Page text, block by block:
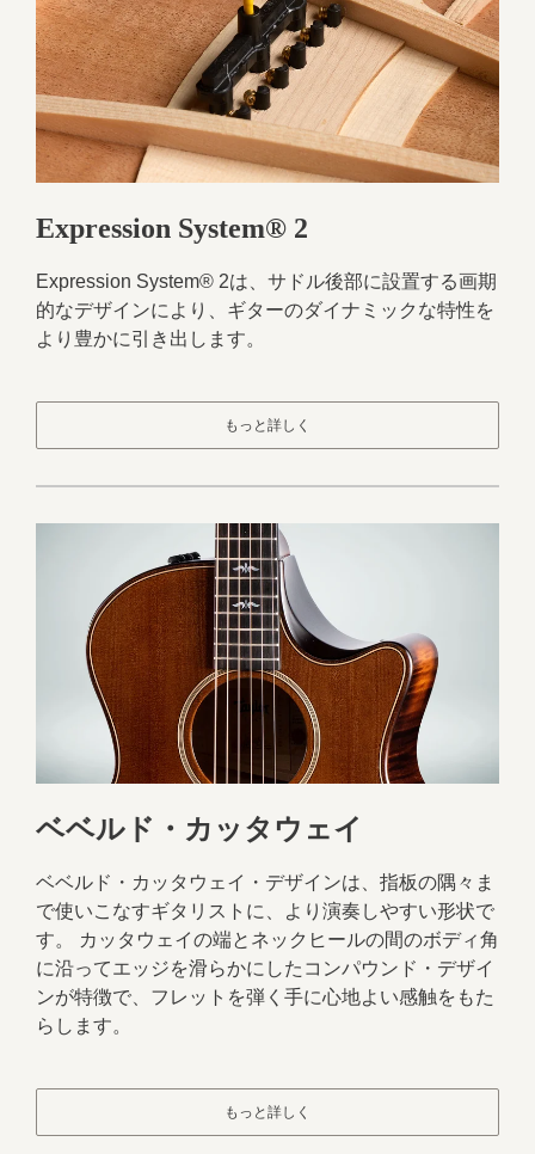
Expression System® 2
Expression System® 2は、サドル後部に設置する画期
的なデザインにより、ギターのダイナミックな特性を
より豊かに引き出します。
もっと詳しく
ベベルド・カッタウェイ
ベベルド・カッタウェイ・デザインは、指板の隅々ま
で使いこなすギタリストに、より演奏しやすい形状で
す。 カッタウェイの端とネックヒールの間のボディ角
に沿ってエッジを滑らかにしたコンパウンド・デザイ
ンが特徴で、フレットを弾く手に心地よい感触をもた
らします。
もっと詳しく